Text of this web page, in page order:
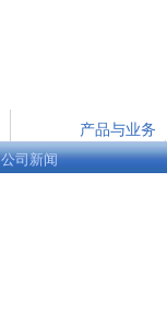
产品与业务
English
公司新闻